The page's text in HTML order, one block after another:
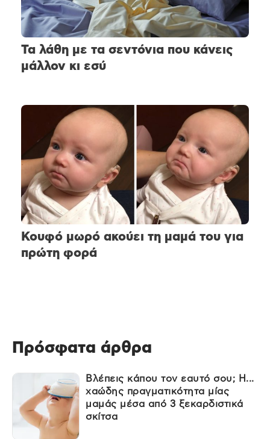
Τα λάθη με τα σεντόνια που κάνεις
μάλλον κι εσύ
Κουφό μωρό ακούει τη μαμά του για
πρώτη φορά
Πρόσφατα άρθρα
Βλέπεις κάπου τον εαυτό σου; Η...
χαώδης πραγματικότητα μίας
μαμάς μέσα από 3 ξεκαρδιστικά
σκίτσα